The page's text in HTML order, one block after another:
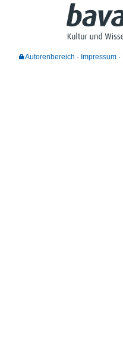
Autorenbereich Impressum